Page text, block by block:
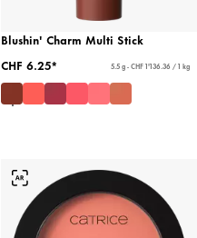
Blushin' Charm Multi Stick
CHF 6.25*
5.5 g - CHF 1'136.36 / 1 kg